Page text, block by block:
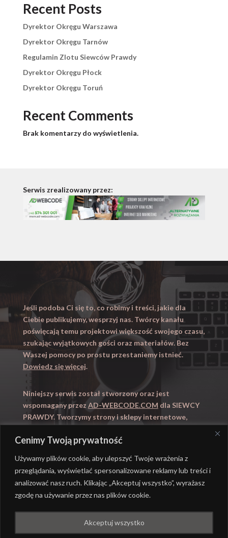
Cenimy Twoją prywatność
Używamy plików cookie, aby ulepszyć Twoje wrażenia z
przeglądania, wyświetlać spersonalizowane reklamy lub treści i
analizować nasz ruch. Klikając „Akceptuj wszystko”, wyrażasz
zgodę na używanie przez nas plików cookie.
Akceptuj wszystko
Recent Posts
Dyrektor Okręgu Warszawa
Dyrektor Okręgu Tarnów
Regulamin Zlotu Siewców Prawdy
Dyrektor Okręgu Płock
Dyrektor Okręgu Toruń
Recent Comments
Brak komentarzy do wyświetlenia.
Serwis zrealizowany przez:
Jeśli podoba Ci się to, co robimy i treści, jakie dla
Ciebie publikujemy, wesprzyj nas. Twórcy kanału
poświęcają temu projektowi większość swojego czasu,
szukając wyjątkowych gości oraz materiałów. Bez
Waszej pomocy po prostu przestaniemy istnieć.
Dowiedz się więcej.
Niniejszy serwis został stworzony oraz jest
wspomagany przez AD-WEBCODE.COM dla SIEWCY
PRAWDY. Tworzymy strony i sklepy internetowe,
Zapraszamy takze naWYUCZENI.PL
AD-WEBCODE.COM